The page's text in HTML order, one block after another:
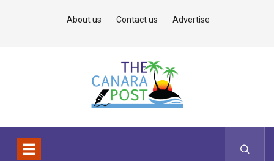
About us Contact us Advertise